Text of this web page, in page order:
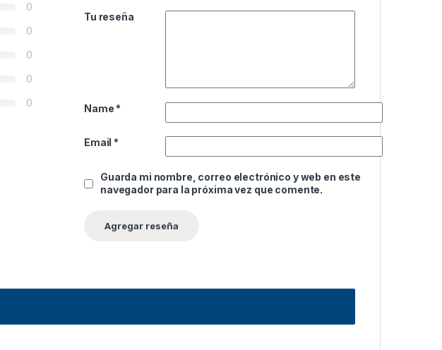
0
0
0
0
0
Tu reseña
Name *
Email *
Guarda mi nombre, correo electrónico y web en este
navegador para la próxima vez que comente.